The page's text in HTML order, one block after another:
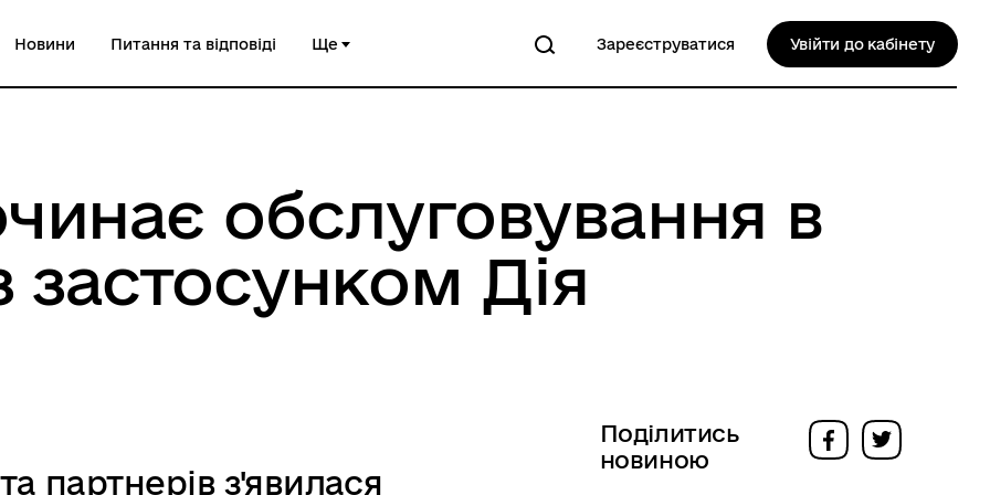
Новини Питання та відповіді Ще Зареєструватися Увійти до кабінету
обслуговування в
застосунком Дія
партнерів з'явилася
Поділитись
новиною